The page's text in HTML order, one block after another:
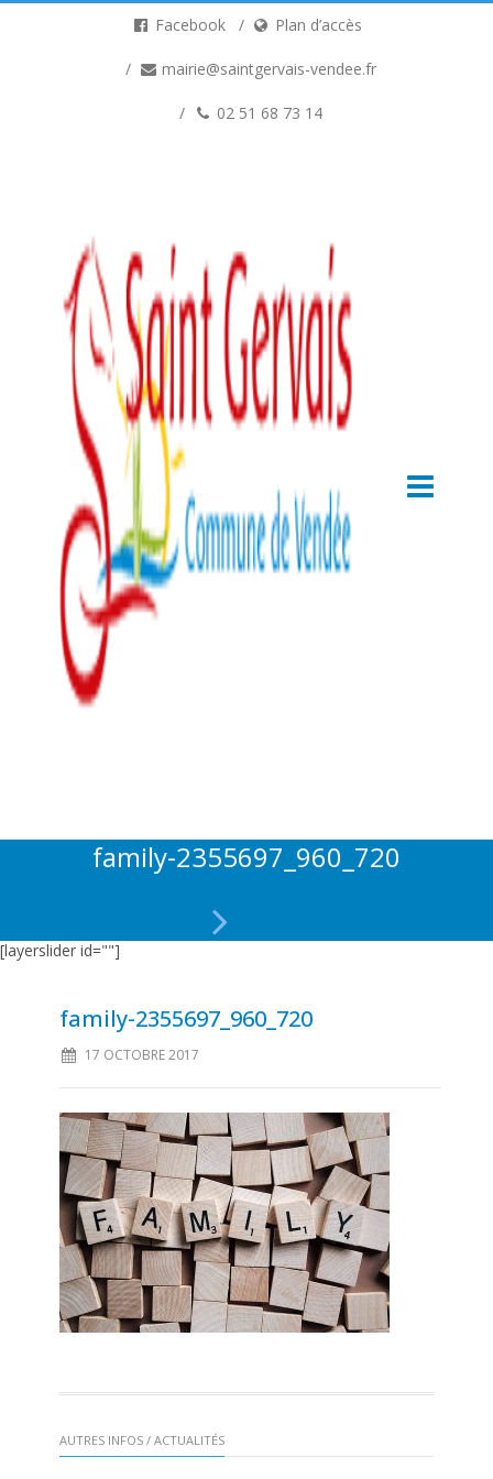
Facebook Plan d’accès
mairie@saintgervais-vendee.fr
02 51 68 73 14
family-2355697_960_720
[layerslider id=""]
family-2355697_960_720
17 OCTOBRE 2017
AUTRES INFOS / ACTUALITÉS